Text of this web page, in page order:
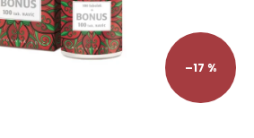
–17 %